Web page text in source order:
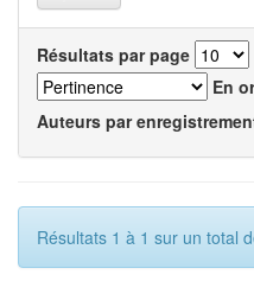
Résultats par page
En
Auteurs par
Résultats 1 à 1 sur un total